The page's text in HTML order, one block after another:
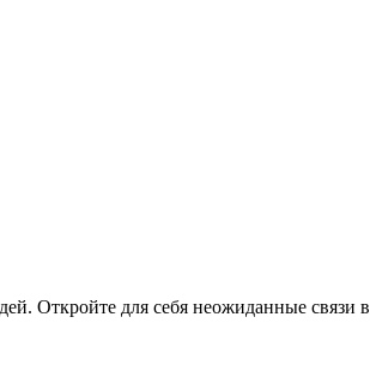
Откройте для себя неожиданные связи